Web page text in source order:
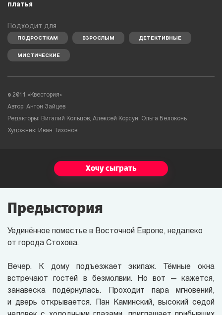
платья
Подходит для
ПОДРОСТКАМ ВЗРОСЛЫМ ДЕТЕКТИВНЫЕ
МИСТИЧЕСКИЕ
© 2011 «Квестория»
Автор: Антон Зайцев
Редакторы: Виталий Кольцов, Алексей Корсун, Ольга Белоконь
Художник: Иван Тихонов
Хочу сыграть
Предыстория
Уединённое поместье в Восточной Европе, недалеко
от города Стохова.
Вечер. К дому подъезжает экипаж. Тёмные окна
встречают гостей в безмолвии. Но вот — кажется,
занавеска подёрнулась. Проходит пара мгновений,
и дверь открывается. Пан Каминский, высокий седой